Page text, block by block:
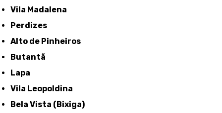
Vila Madalena
Perdizes
Alto de Pinheiros
Butantã
Lapa
Vila Leopoldina
Bela Vista (Bixiga)